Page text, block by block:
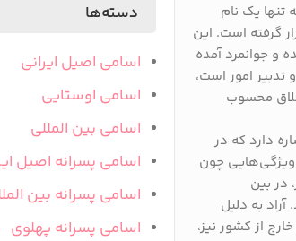
تنها یک نام
گرفته است. این
و جوانمرد آمده
امور است،
محسوب
دارد که در
ویژگی‌هایی چون
در بین
به دلیل
از کشور نیز،
دسته‌ها
اسامی اصیل ایرانی
اسامی اوستایی
اسامی بین المللی
اسامی پسرانه اصیل
اسامی پسرانه بین
اسامی پسرانه پهلوی